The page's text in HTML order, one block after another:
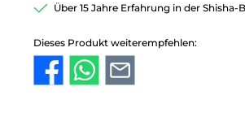
Über 15 Jahre Erfahrung in der Shisha-
Dieses Produkt weiterempfehlen: